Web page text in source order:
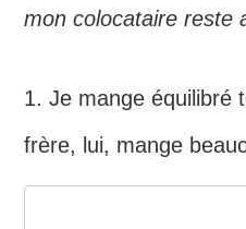
mon colocataire reste
1. Je mange équilibré
frère, lui, mange